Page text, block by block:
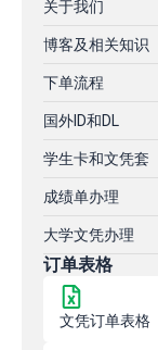
关于我们
博客及相关知识
下单流程
国外ID和DL
学生卡和文凭套
成绩单办理
大学文凭办理
订单表格
文凭订单表格